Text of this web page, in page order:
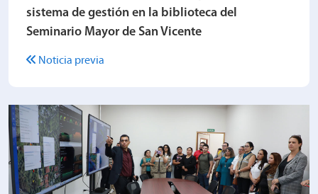
sistema de gestión en la biblioteca del
Seminario Mayor de San Vicente
Noticia previa